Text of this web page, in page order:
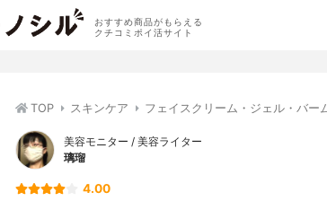
おすすめ商品がもらえる
クチコミポイ活サイト
TOP スキンケア フェイスクリーム・ジェル・バー
美容モニター / 美容ライター
璃瑠
4.00